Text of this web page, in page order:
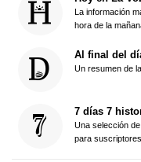
La información
hora de la
Al final del
Un resumen de
7 días 7
Una selección
para suscriptores